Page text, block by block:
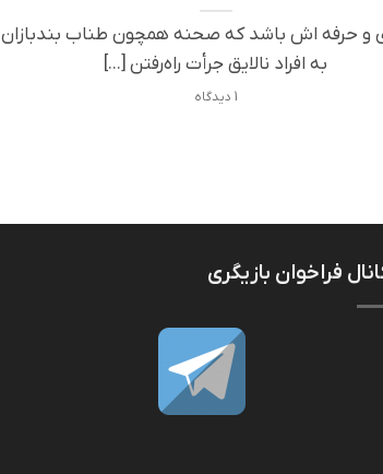
و حرفه اش باشد که صحنه همچون طناب بندبازان
به افراد نالایق جرأت راه‌رفتن [...]
1 دیدگاه
فراخوان بازیگری